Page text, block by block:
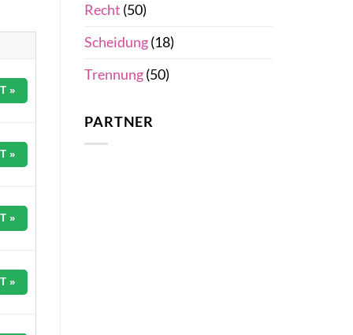
»
»
»
»
Recht (50)
Scheidung(18)
Trennung(50)
PARTNER